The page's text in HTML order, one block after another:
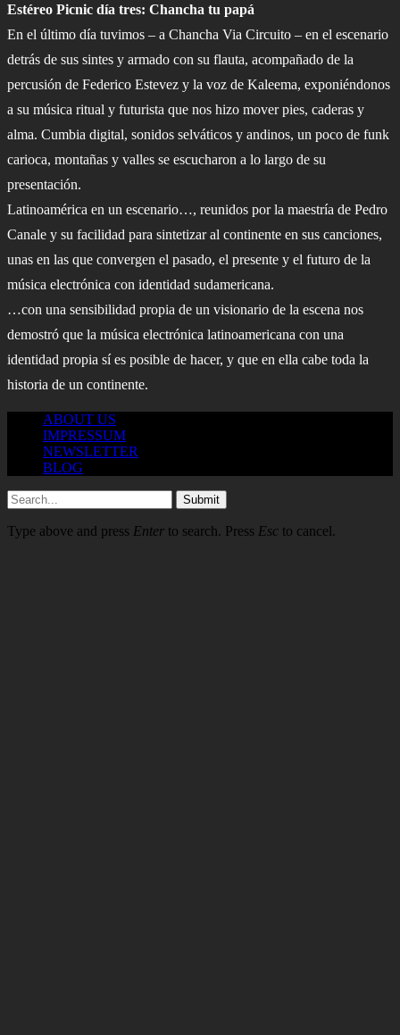
Estéreo Picnic día tres: Chancha tu papá
En el último día tuvimos – a Chancha Via Circuito – en el escenario
detrás de sus sintes y armado con su flauta, acompañado de la
percusión de Federico Estevez y la voz de Kaleema, exponiéndonos
a su música ritual y futurista que nos hizo mover pies, caderas y
alma. Cumbia digital, sonidos selváticos y andinos, un poco de funk
carioca, montañas y valles se escucharon a lo largo de su
presentación.
Latinoamérica en un escenario…, reunidos por la maestría de Pedro
Canale y su facilidad para sintetizar al continente en sus canciones,
unas en las que convergen el pasado, el presente y el futuro de la
música electrónica con identidad sudamericana.
…con una sensibilidad propia de un visionario de la escena nos
demostró que la música electrónica latinoamericana con una
identidad propia sí es posible de hacer, y que en ella cabe toda la
historia de un continente.
ABOUT US
IMPRESSUM
NEWSLETTER
BLOG
Submit
Type above and press Enter to search. Press Esc to cancel.